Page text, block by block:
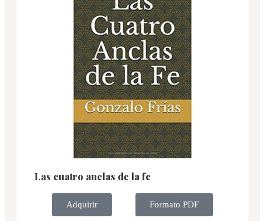
Las cuatro anclas de la fe
Adquirir Formato PDF